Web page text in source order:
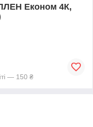
Економ 4К,
— 150 ₴